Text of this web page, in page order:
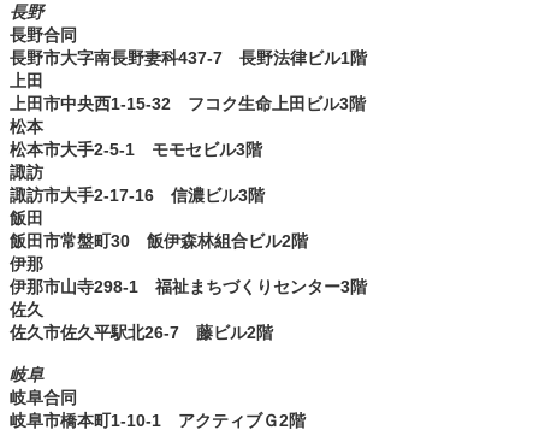
長野
長野合同
長野市大字南長野妻科437-7 長野法律ビル1階
上田
上田市中央西1-15-32 フコク生命上田ビル3階
松本
松本市大手2-5-1 モモセビル3階
諏訪
諏訪市大手2-17-16 信濃ビル3階
飯田
飯田市常盤町30 飯伊森林組合ビル2階
伊那
伊那市山寺298-1 福祉まちづくりセンター3階
佐久
佐久市佐久平駅北26-7 藤ビル2階
岐阜
岐阜合同
岐阜市橋本町1-10-1 アクティブＧ2階